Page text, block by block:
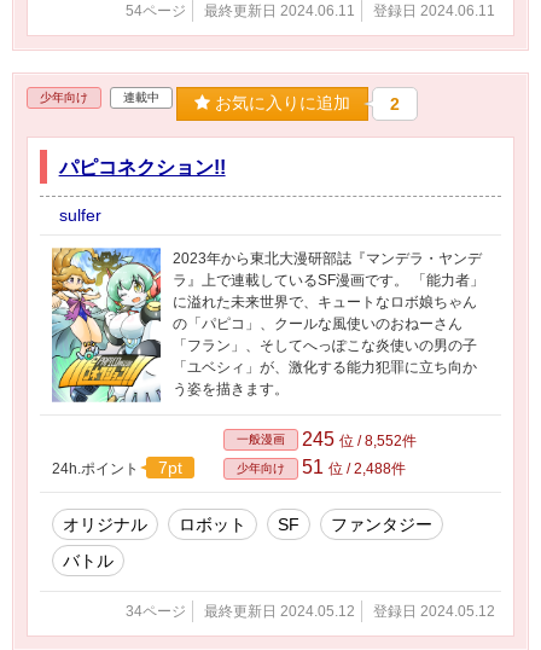
54ページ 最終更新日 2024.06.11 登録日 2024.06.11
少年向け 連載中 お気に入りに追加 2
パピコネクション!!
sulfer
2023年から東北大漫研部誌『マンデラ・ヤンデ
ラ』上で連載しているSF漫画です。 「能力者」
に溢れた未来世界で、キュートなロボ娘ちゃん
の「パピコ」、クールな風使いのおねーさん
「フラン」、そしてへっぽこな炎使いの男の子
「ユベシィ」が、激化する能力犯罪に立ち向か
う姿を描きます。
24h.ポイント 7pt
一般漫画 245 位 / 8,552件
少年向け 51 位 / 2,488件
オリジナル ロボット SF
ファンタジー
バトル
34ページ 最終更新日 2024.05.12 登録日 2024.05.12